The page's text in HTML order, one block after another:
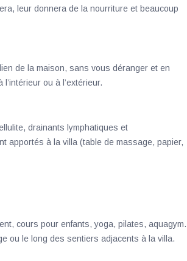
leur donnera de la nourriture et beaucoup
de la maison, sans vous déranger et en
ou à l’extérieur.
drainants lymphatiques et
apportés à la villa (table de massage, papier,
cours pour enfants, yoga, pilates, aquagym.
ou le long des sentiers adjacents à la villa.